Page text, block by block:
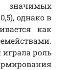
значимых
однако в
как
роль